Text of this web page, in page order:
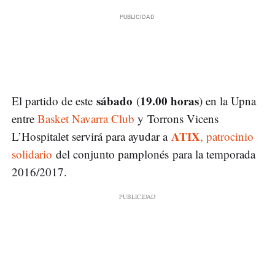
El partido de este sábado (19.00 horas) en la Upna
entre Basket Navarra Club y Torrons Vicens
L’Hospitalet servirá para ayudar a ATIX, patrocinio
solidario del conjunto pamplonés para la temporada
2016/2017.